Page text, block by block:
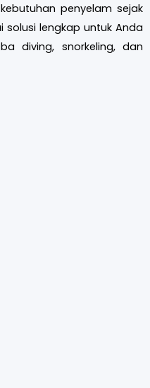
penyelam sejak
solusi lengkap untuk Anda
diving, snorkeling, dan